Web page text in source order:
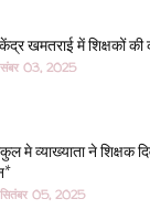
खमतराई में शिक्षकों की
03, 2025
मे व्याख्याता ने शिक्षक
सितंबर 05, 2025